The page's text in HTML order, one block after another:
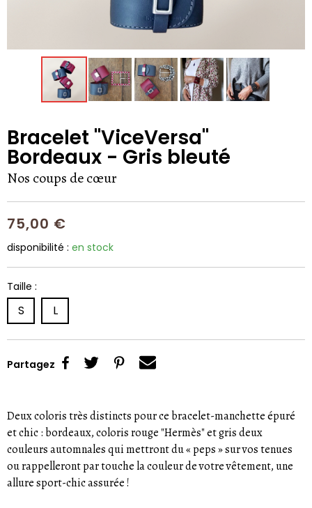
Bracelet "ViceVersa"
Bordeaux - Gris bleuté
Nos coups de cœur
75,00 €
disponibilité : en stock
Taille :
S L
Partagez
Deux coloris très distincts pour ce bracelet-manchette épuré
et chic : bordeaux, coloris rouge "Hermès" et gris deux
couleurs automnales qui mettront du « peps » sur vos tenues
ou rappelleront par touche la couleur de votre vêtement, une
allure sport-chic assurée !